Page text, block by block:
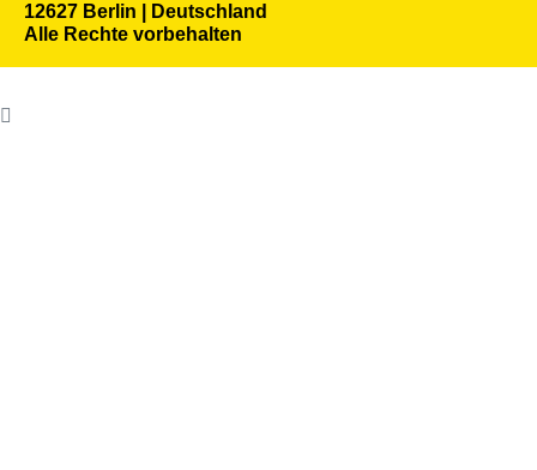
12627 Berlin | Deutschland
Alle Rechte vorbehalten